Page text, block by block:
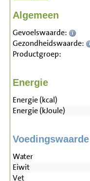
Algemeen
Gevoelswaarde:
Gezondheidswaarde:
Productgroep:
Energie
Energie (kcal)
Energie (kJoule)
Voedingswaarde
Water
Eiwit
Vet